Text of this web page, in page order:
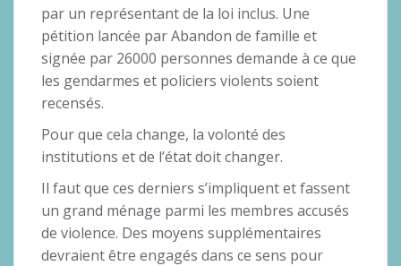
par un représentant de la loi inclus. Une
pétition lancée par Abandon de famille et
signée par 26000 personnes demande à ce que
les gendarmes et policiers violents soient
recensés.
Pour que cela change, la volonté des
institutions et de l’état doit changer.
Il faut que ces derniers s’impliquent et fassent
un grand ménage parmi les membres accusés
de violence. Des moyens supplémentaires
devraient être engagés dans ce sens pour